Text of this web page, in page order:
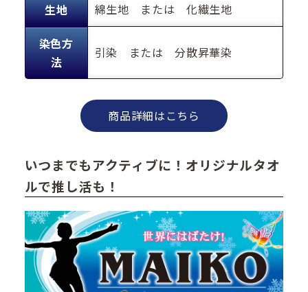
生地 綿生地 または 化繊生地
染色方
法
引染 または 分散昇華染
商品詳細はこちら
いつまでもアクティブに！オリジナルタオ
ルで推し活も！